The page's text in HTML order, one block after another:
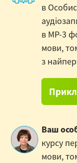
в
в MP-3
мови,
з
Ваш
курсу
мови,